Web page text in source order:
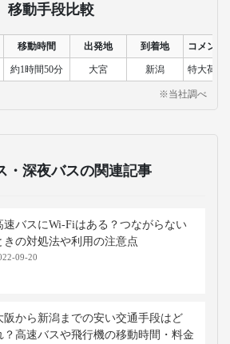
移動手段比較
移動時間 出発地 到着地 コメント
約1時間50分 大宮 新潟 特大荷物
※当社調べ
・深夜バスの関連記事
速バスにWi-Fiはある？つながらない
きの対処法や利用の注意点
09-20
阪から新潟までの安い交通手段はど
？高速バスや飛行機の移動時間・料金